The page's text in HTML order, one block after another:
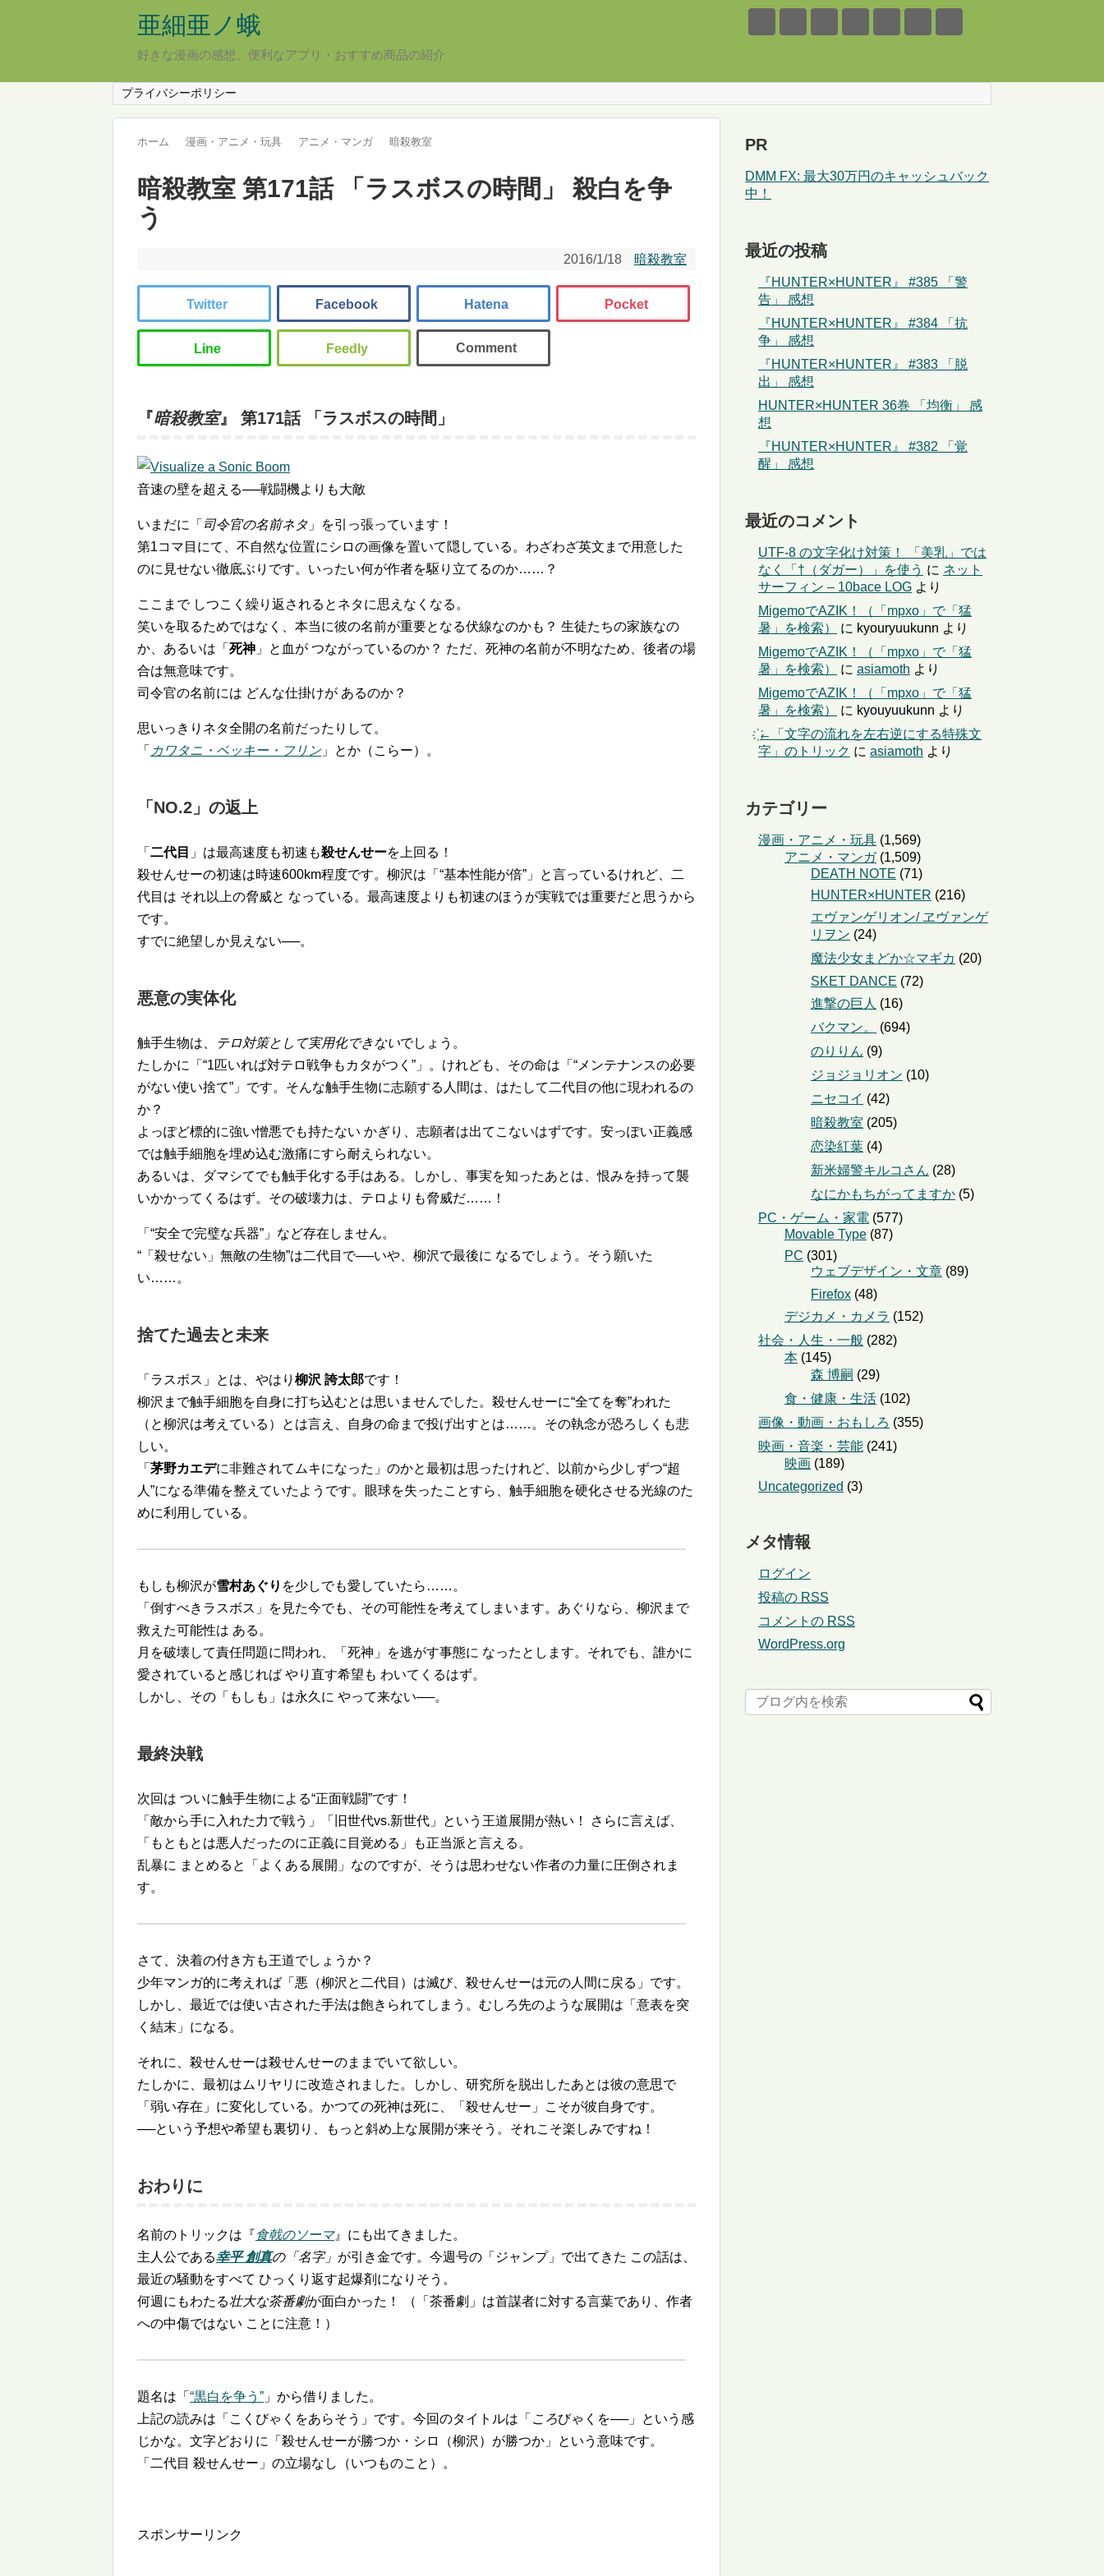
亜細亜ノ蛾
好きな漫画の感想、便利なアプリ・おすすめ商品の紹介
プライバシーポリシー
ホーム 漫画・アニメ・玩具 アニメ・マンガ 暗殺教室
暗殺教室 第171話 「ラスボスの時間」 殺白を争
う
2016/1/18 暗殺教室
『暗殺教室』 第171話 「ラスボスの時間」
音速の壁を超える──戦闘機よりも大敵
いまだに「 司令官の名前ネタ 」を引っ張っています！
第1コマ目にて、不自然な位置にシロの画像を置いて隠している。わざわざ英文まで用意した
のに見せない徹底ぶりです。いったい何が作者を駆り立てるのか……？
ここまで しつこく繰り返されるとネタに思えなくなる。
笑いを取るためではなく、本当に彼の名前が重要となる伏線なのかも？ 生徒たちの家族なの
か、あるいは「 死神 」と血が つながっているのか？ ただ、死神の名前が不明なため、後者の場
合は無意味です。
司令官の名前には どんな仕掛けが あるのか？
思いっきりネタ全開の名前だったりして。
「 カワタニ・ベッキー・フリン」とか（こらー）。
「NO.2」の返上
「 二代目 」は最高速度も初速も殺せんせーを上回る！
殺せんせーの初速は時速600km程度です。柳沢は「
基本性能が倍 」と言っているけれど、二
代目は それ以上の脅威と なっている。最高速度よりも初速のほうが実戦では重要だと思うから
です。
すでに絶望しか見えない──。
悪意の実体化
触手生物は、 テロ対策として実用化できないでしょう。
たしかに「
1匹いれば対テロ戦争もカタがつく 」。けれども、その命は「
メンテナンスの必要
がない使い捨て
」です。そんな触手生物に志願する人間は、はたして二代目の他に現われるの
か？
よっぽど標的に強い憎悪でも持たない かぎり、志願者は出てこないはずです。安っぽい正義感
では触手細胞を埋め込む激痛にすら耐えられない。
あるいは、ダマシてでも触手化する手はある。しかし、事実を知ったあとは、恨みを持って襲
いかかってくるはず。その破壊力は、テロよりも脅威だ……！
「 安全で完璧な兵器
」など存在しません。
「殺せない」無敵の生物 は二代目で──いや、柳沢で最後に なるでしょう。そう願いた
い……。
捨てた過去と未来
「ラスボス」とは、やはり 柳沢 誇太郎です！
柳沢まで触手細胞を自身に打ち込むとは思いませんでした。殺せんせーに 全てを奪 われた
（と柳沢は考えている）とは言え、自身の命まで投げ出すとは……。その執念が恐ろしくも悲
しい。
「 茅野カエデに非難されてムキになった」のかと最初は思ったけれど、以前から少しずつ 超
人 になる準備を整えていたようです。眼球を失ったことすら、触手細胞を硬化させる光線のた
めに利用している。
もしも柳沢が雪村あぐり を少しでも愛していたら……。
「倒すべきラスボス」を見た今でも、その可能性を考えてしまいます。あぐりなら、柳沢まで
救えた可能性は ある。
月を破壊して責任問題に問われ、「死神」を逃がす事態に なったとします。それでも、誰かに
愛されていると感じれば やり直す希望も わいてくるはず。
しかし、その「もしも」は永久に やって来ない──。
最終決戦
次回は ついに触手生物による 正面戦闘 です！
「敵から手に入れた力で戦う」「旧世代vs.新世代」という王道展開が熱い！ さらに言えば、
「もともとは悪人だったのに正義に目覚める」も正当派と言える。
乱暴に まとめると「よくある展開」なのですが、そうは思わせない作者の力量に圧倒されま
す。
さて、決着の付き方も王道でしょうか？
少年マンガ的に考えれば「悪（柳沢と二代目）は滅び、殺せんせーは元の人間に戻る」です。
しかし、最近では使い古された手法は飽きられてしまう。むしろ先のような展開は「意表を突
く結末」になる。
それに、殺せんせーは殺せんせーのままでいて欲しい。
たしかに、最初はムリヤリに改造されました。しかし、研究所を脱出したあとは彼の意思で
「弱い存在」に変化している。かつての死神は死に、「殺せんせー」こそが彼自身です。
──という予想や希望も裏切り、もっと斜め上な展開が来そう。それこそ楽しみですね！
おわりに
名前のトリックは『食戟のソーマ』にも出てきました。
主人公である幸平 創真の「名字」 が引き金です。今週号の「ジャンプ」で出てきた この話は、
最近の騒動をすべて ひっくり返す起爆剤になりそう。
何週にもわたる壮大な茶番劇が面白かった！ （「茶番劇」は首謀者に対する言葉であり、作者
への中傷ではない ことに注意！）
題名は「 黒白を争う
」から借りました。
上記の読みは「こくびゃくをあらそう」です。今回のタイトルは「 ころびゃくを──」という感
じかな。文字どおりに「殺せんせーが勝つか・シロ（柳沢）が勝つか」という意味です。
「二代目 殺せんせー」の立場なし（いつものこと）。
スポンサーリンク
PR
DMM FX: 最大30万円のキャッシュバック
中！
最近の投稿
『HUNTER×HUNTER』 #385 「警
告」 感想
『HUNTER×HUNTER』 #384 「抗
争」 感想
『HUNTER×HUNTER』 #383 「脱
出」 感想
HUNTER×HUNTER 36巻 「均衡」 感
想
『HUNTER×HUNTER』 #382 「覚
醒」 感想
最近のコメント
UTF-8 の文字化け対策！ 「美乳」では
なく「†（ダガー）」を使う に ネット
サーフィン – 10bace LOG より
MigemoでAZIK！（「mpxo」で「猛
暑」を検索）
に kyouryuukunn より
MigemoでAZIK！（「mpxo」で「猛
暑」を検索）
に asiamoth より
MigemoでAZIK！（「mpxo」で「猛
暑」を検索）
に kyouyuukunn より
҉←「文字の流れを左右逆にする特殊文
字」のトリック に asiamoth より
カテゴリー
漫画・アニメ・玩具 (1,569)
アニメ・マンガ(1,509)
DEATH NOTE (71)
HUNTER×HUNTER (216)
エヴァンゲリオン/ ヱヴァンゲ
リヲン (24)
魔法少女まどか☆マギカ (20)
SKET DANCE (72)
進撃の巨人 (16)
バクマン。
(694)
のりりん (9)
ジョジョリオン (10)
ニセコイ (42)
暗殺教室 (205)
恋染紅葉 (4)
新米婦警キルコさん (28)
なにかもちがってますか (5)
PC・ゲーム・家電 (577)
Movable Type (87)
PC (301)
ウェブデザイン・文章 (89)
Firefox (48)
デジカメ・カメラ (152)
社会・人生・一般 (282)
本 (145)
森 博嗣 (29)
食・健康・生活 (102)
画像・動画・おもしろ (355)
映画・音楽・芸能 (241)
映画 (189)
Uncategorized (3)
メタ情報
ログイン
投稿の RSS
コメントの RSS
WordPress.org